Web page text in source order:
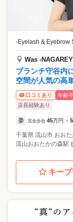
-Eyelash & Eyebrow
Was -
ブランチ守谷内
空間が人気の高
口コミあり 年齢
店長経験あり
委 完全歩合 45万円 ~
千葉県 流山市 おお
流山おおたかの森駅
キー